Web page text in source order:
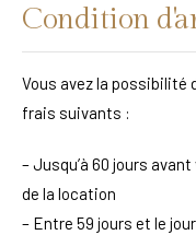
Condition
Vous avez la possibilité
frais suivants :
– Jusqu’à 60 jours
de la location
– Entre 59 jours et le